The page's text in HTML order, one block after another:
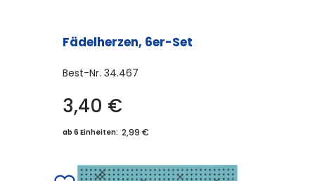
Fädelherzen, 6er-Set
Best-Nr. 34.467
3,40 €
ab 6 Einheiten: 2,99 €